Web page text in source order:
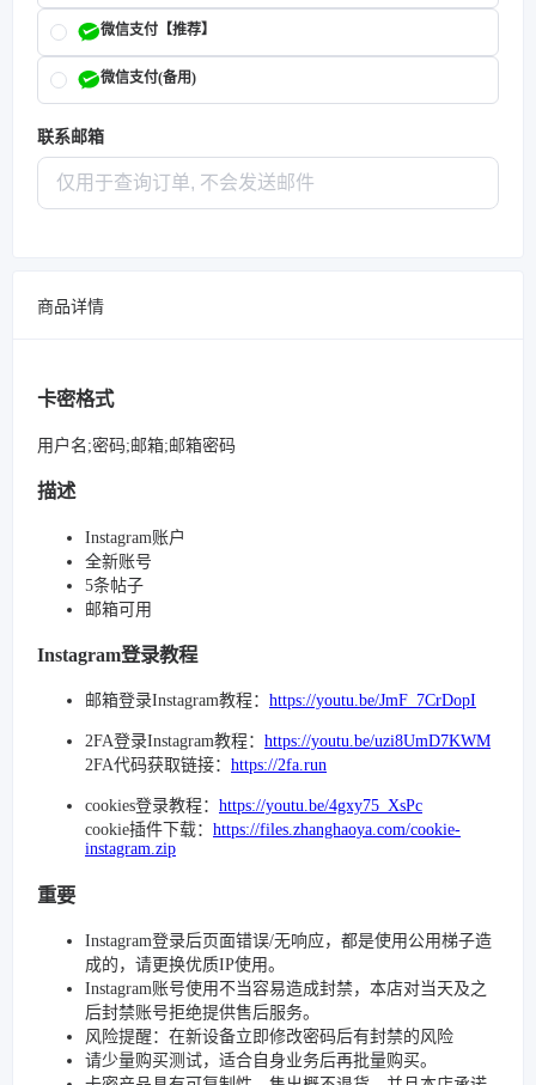
微信支付【推荐】
微信支付(备用)
联系邮箱
商品详情
卡密格式
用户名;密码;邮箱;邮箱密码
描述
Instagram账户
全新账号
5条帖子
邮箱可用
Instagram登录教程
邮箱登录Instagram教程： https://youtu.be/JmF_7CrDopI
2FA登录Instagram教程： https://youtu.be/uzi8UmD7KWM
2FA代码获取链接： https://2fa.run
cookies登录教程： https://youtu.be/4gxy75_XsPc
cookie插件下载： https://files.zhanghaoya.com/cookie-
instagram.zip
重要
Instagram登录后页面错误/无响应，都是使用公用梯子造
成的，请更换优质IP使用。
Instagram账号使用不当容易造成封禁，本店对当天及之
后封禁账号拒绝提供售后服务。
风险提醒：在新设备立即修改密码后有封禁的风险
请少量购买测试，适合自身业务后再批量购买。